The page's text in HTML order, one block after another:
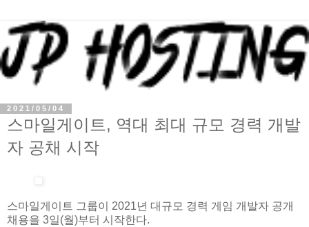
2021/05/04
스마일게이트, 역대 최대 규모 경력 개발
자 공채 시작
스마일게이트 그룹이 2021년 대규모 경력 게임 개발자 공개
채용을 3일(월)부터 시작한다.